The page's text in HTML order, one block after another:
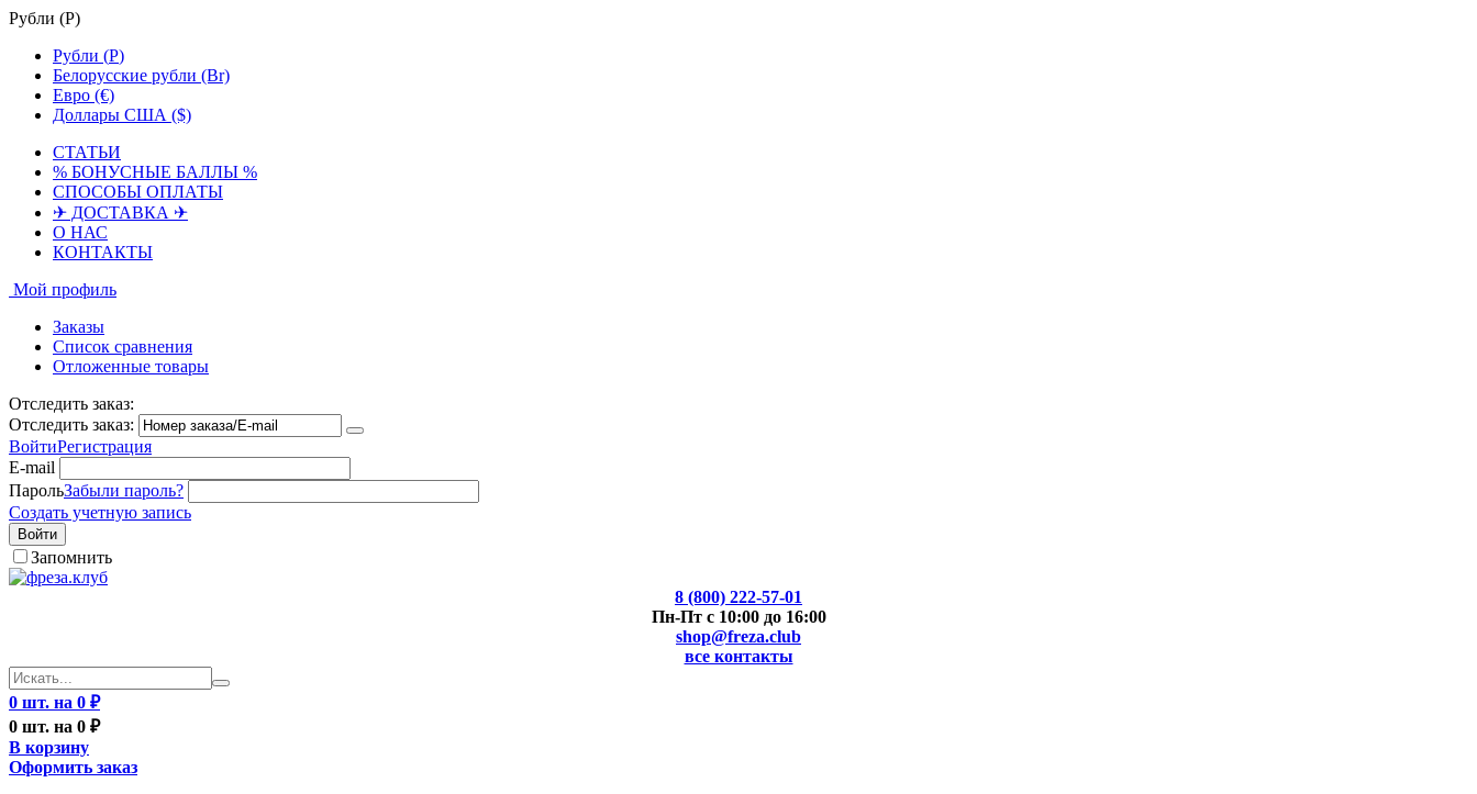
Рубли (Р)
Рубли (Р)
Белорусские рубли (Br)
Евро (€)
Доллары США ($)
СТАТЬИ
% БОНУСНЫЕ БАЛЛЫ %
СПОСОБЫ ОПЛАТЫ
✈ ДОСТАВКА ✈
О НАС
КОНТАКТЫ
Мой профиль
Заказы
Список сравнения
Отложенные товары
Отследить заказ:
Отследить заказ:
ВойтиРегистрация
E-mail
ПарольЗабыли пароль?
Создать учетную запись
Войти
Запомнить
8 (800) 222-57-01
Пн-Пт с 10:00 до 16:00
shop@freza.club
все контакты
0 шт. на 0 ₽
0 шт. на 0 ₽
В корзину
Оформить заказ